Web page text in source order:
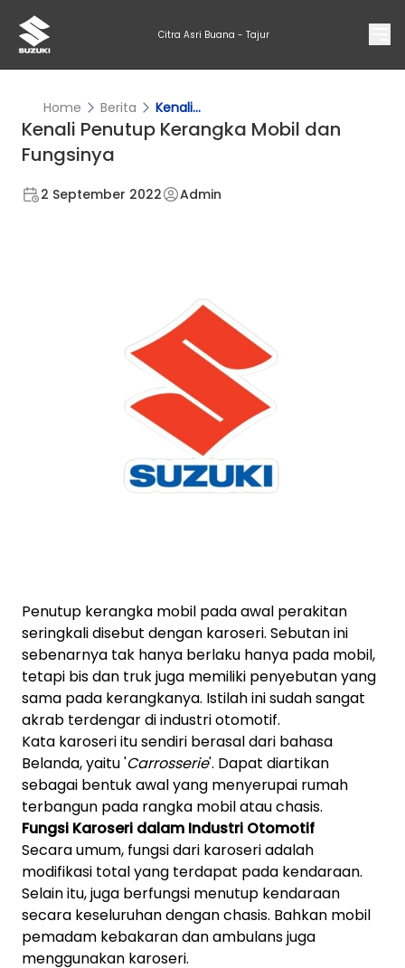
Citra Asri Buana - Tajur
Home Berita Kenali...
Kenali Penutup Kerangka Mobil dan
Fungsinya
2 September 2022 Admin
Penutup kerangka mobil pada awal perakitan
seringkali disebut dengan karoseri. Sebutan ini
sebenarnya tak hanya berlaku hanya pada mobil,
tetapi bis dan truk juga memiliki penyebutan yang
sama pada kerangkanya. Istilah ini sudah sangat
akrab terdengar di industri otomotif.
Kata karoseri itu sendiri berasal dari bahasa
Belanda, yaitu 'Carrosserie'. Dapat diartikan
sebagai bentuk awal yang menyerupai rumah
terbangun pada rangka mobil atau chasis.
Fungsi Karoseri dalam Industri Otomotif
Secara umum, fungsi dari karoseri adalah
modifikasi total yang terdapat pada kendaraan.
Selain itu, juga berfungsi menutup kendaraan
secara keseluruhan dengan chasis. Bahkan mobil
pemadam kebakaran dan ambulans juga
menggunakan karoseri.